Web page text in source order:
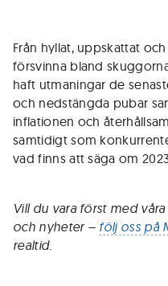
Från hyllat, uppskattat
försvinna bland
haft utmaningar de
och nedstängda pubar
inflationen och
samtidigt som
vad finns att säga om
Vill du vara först med
och nyheter – följ oss på
realtid.